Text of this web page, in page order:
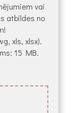
vai
atbildes no
xls, xlsx).
15 MB.